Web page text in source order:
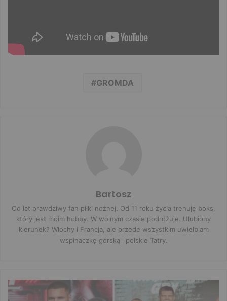
GROMDA
Bartosz
Od lat prawdziwy fan piłki nożnej. Od 11 roku życia trenuję boks,
który jest moim hobby. W wolnym czasie podróżuje. Ulubiony
kierunek? Włochy i Francja, ale przede wszystkim uwielbiam
wspinaczkę górską i polskie Tatry.